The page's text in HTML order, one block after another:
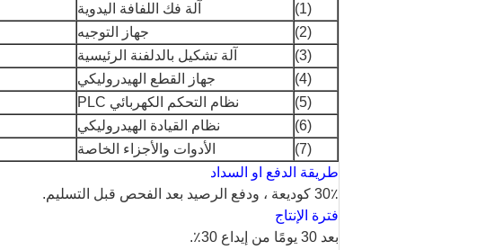
(1)
آلة فك اللفافة اليدوية
(2)
جهاز التوجيه
(3)
آلة تشكيل بالدلفنة الرئيسية
(4)
جهاز القطع الهيدروليكي
(5)
نظام التحكم الكهربائي PLC
(6)
نظام القيادة الهيدروليكي
(7)
الأدوات والأجزاء الخاصة
طريقة الدفع او السداد
30٪ كوديعة ، ودفع الرصيد بعد الفحص قبل التسليم.
فترة الإنتاج
بعد 30 يومًا من إيداع 30٪.